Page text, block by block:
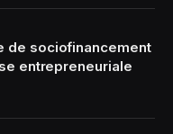
de sociofinancement
entrepreneuriale